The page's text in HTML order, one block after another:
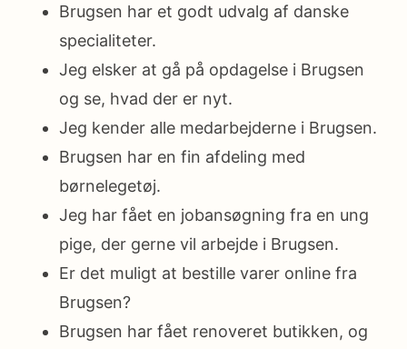
Brugsen har et godt udvalg af danske
specialiteter.
Jeg elsker at gå på opdagelse i Brugsen
og se, hvad der er nyt.
Jeg kender alle medarbejderne i Brugsen.
Brugsen har en fin afdeling med
børnelegetøj.
Jeg har fået en jobansøgning fra en ung
pige, der gerne vil arbejde i Brugsen.
Er det muligt at bestille varer online fra
Brugsen?
Brugsen har fået renoveret butikken, og